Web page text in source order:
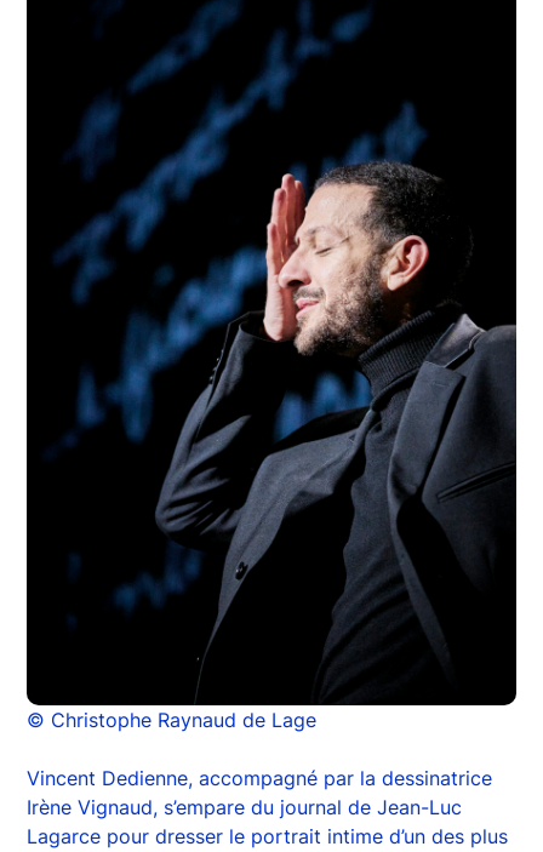
© Christophe Raynaud de Lage
Vincent Dedienne, accompagné par la dessinatrice
Irène Vignaud, s’empare du journal de Jean-Luc
Lagarce pour dresser le portrait intime d’un des plus